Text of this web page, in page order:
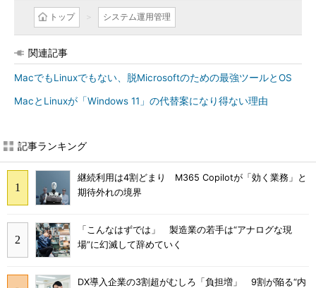
トップ システム運用管理
関連記事
MacでもLinuxでもない、脱Microsoftのための最強ツールとOS
MacとLinuxが「Windows 11」の代替案になり得ない理由
記事ランキング
継続利用は4割どまり M365 Copilotが「効く業務」と
期待外れの境界
「こんなはずでは」 製造業の若手は“アナログな現
場”に幻滅して辞めていく
DX導入企業の3割超がむしろ「負担増」 9割が陥る“内